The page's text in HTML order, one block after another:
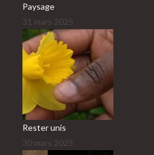
Paysage
31 mars 2025
Rester unis
30 mars 2025